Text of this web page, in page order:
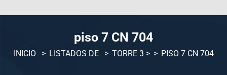
piso 7 CN 704
INICIO LISTADOS DE TORRE 3 > PISO 7 CN 704